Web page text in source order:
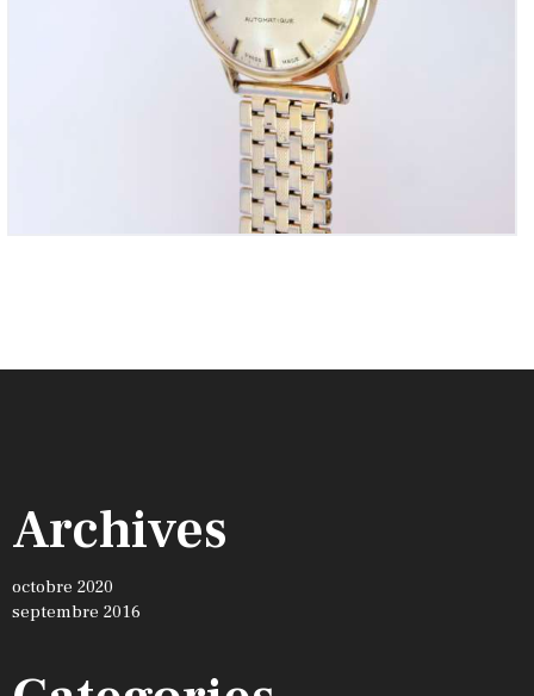
Archives
octobre 2020
septembre 2016